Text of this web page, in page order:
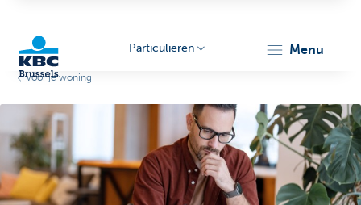
Particulieren menu
Voor je woning